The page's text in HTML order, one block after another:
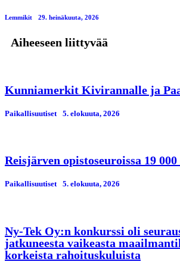
Lemmikit 29. heinäkuuta, 2026
Aiheeseen liittyvää
Kunniamerkit Kivirannalle ja
Paikallisuutiset 5. elokuuta, 2026
Reisjärven opistoseuroissa 19
Paikallisuutiset 5. elokuuta, 2026
Ny-Tek Oy:n konkurssi oli
jatkuneesta vaikeasta
korkeista rahoituskuluista